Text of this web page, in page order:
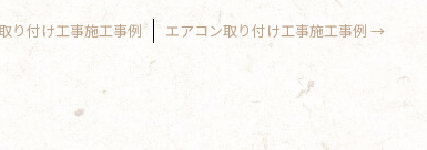
り付け工事施工事例 エアコン取り付け工事施工事例 →